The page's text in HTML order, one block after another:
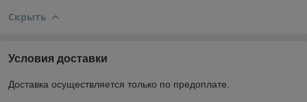
Скрыть
Условия доставки
Доставка осуществляется только по предоплате.